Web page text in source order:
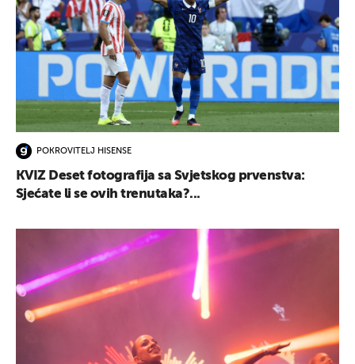
POKROVITELJ HISENSE
KVIZ Deset fotografija sa Svjetskog prvenstva:
Sjećate li se ovih trenutaka?...